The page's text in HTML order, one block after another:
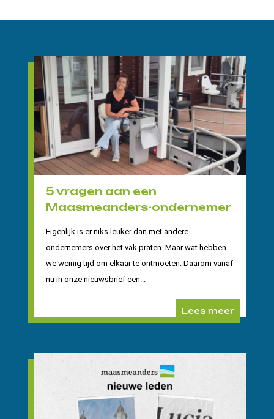
5 vragen aan een
Maasmeanders-ondernemer
Eigenlijk is er niks leuker dan met andere
ondernemers over het vak praten. Maar wat hebben
we weinig tijd om elkaar te ontmoeten. Daarom vanaf
nu in onze nieuwsbrief een...
Lees meer